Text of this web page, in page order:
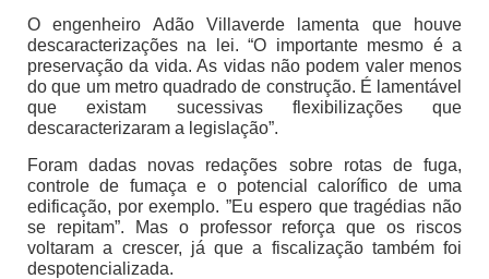
O engenheiro Adão Villaverde lamenta que houve
descaracterizações na lei. “O importante mesmo é a
preservação da vida. As vidas não podem valer menos
do que um metro quadrado de construção. É lamentável
que existam sucessivas flexibilizações que
descaracterizaram a legislação”.
Foram dadas novas redações sobre rotas de fuga,
controle de fumaça e o potencial calorífico de uma
edificação, por exemplo. ”Eu espero que tragédias não
se repitam”. Mas o professor reforça que os riscos
voltaram a crescer, já que a fiscalização também foi
despotencializada.